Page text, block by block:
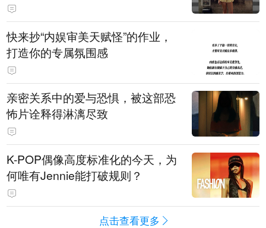
快来抄“内娱审美天赋怪”的作业，
打造你的专属氛围感
亲密关系中的爱与恐惧，被这部恐
怖片诠释得淋漓尽致
K-POP偶像高度标准化的今天，为
何唯有Jennie能打破规则？
点击查看更多